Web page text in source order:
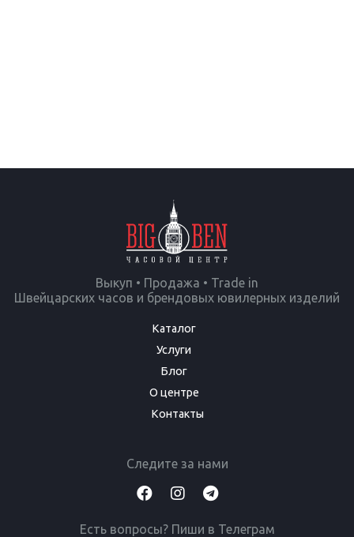
Выкуп • Продажа • Trade in
Швейцарских часов и брендовых ювилерных изделий
Каталог
Услуги
Блог
О центре
Контакты
Следите за нами
Есть вопросы? Пиши в Телеграм